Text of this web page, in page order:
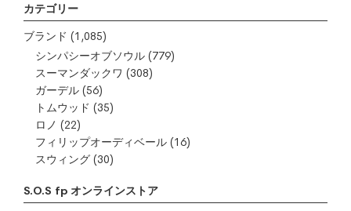
カテゴリー
ブランド (1,085)
シンパシーオブソウル (779)
スーマンダックワ (308)
ガーデル (56)
トムウッド (35)
ロノ (22)
フィリップオーディベール (16)
スウィング (30)
S.O.S fp オンラインストア